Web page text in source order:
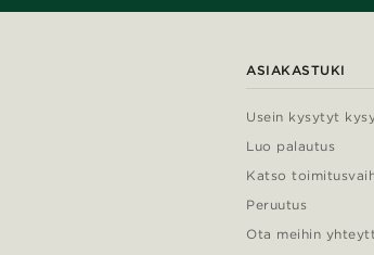
ASIAKASTUKI
Usein kysytyt
Luo palautus
Katso
Peruutus
Ota meihin